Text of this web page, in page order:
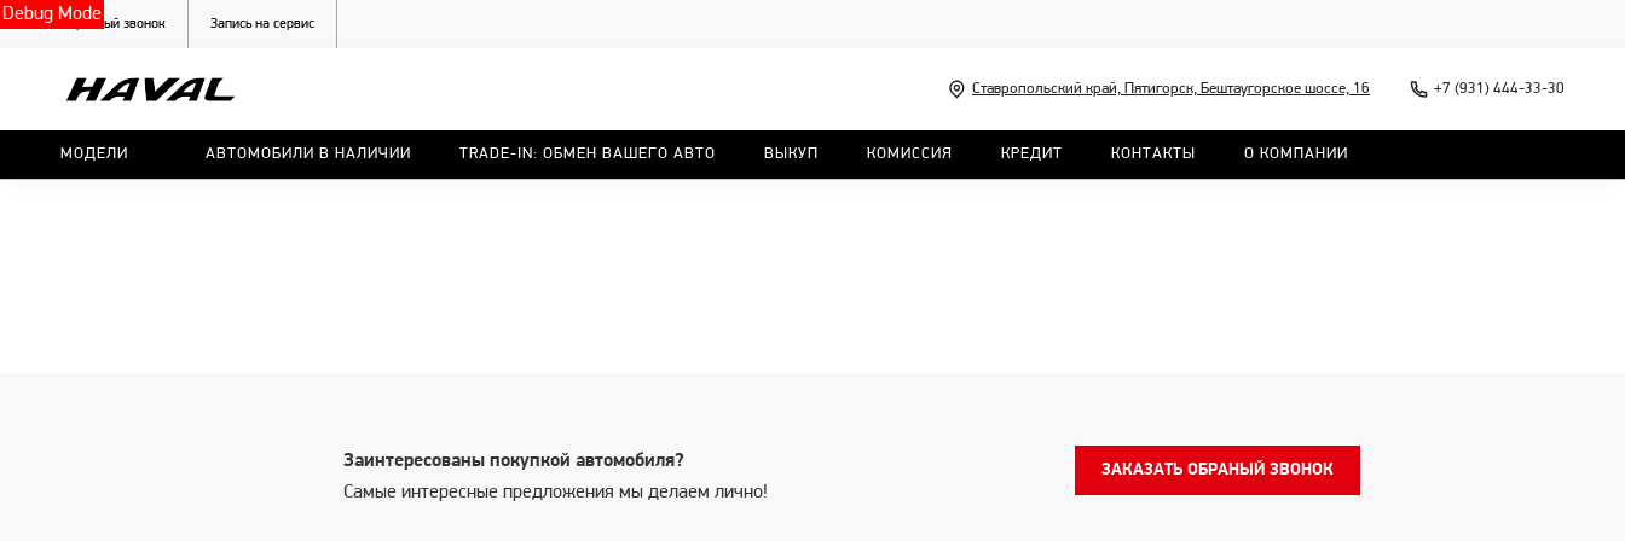
Debug ModeОбратный звонок Запись на сервис
+7 (931) 444-33-30
Ставропольский край, Пятигорск, Бештаугорское шоссе, 16
МОДЕЛИ АВТОМОБИЛИ В НАЛИЧИИ TRADE-IN: ОБМЕН ВАШЕГО АВТО ВЫКУП КОМИССИЯ КРЕДИТ КОНТАКТЫ О КОМПАНИИ
Заинтересованы покупкой автомобиля?
Самые интересные предложения мы делаем лично!
ЗАКАЗАТЬ ОБРАНЫЙ ЗВОНОК